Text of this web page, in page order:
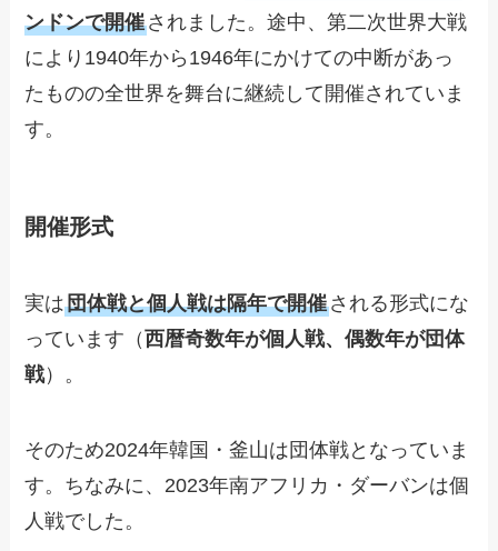
ンドンで開催されました。途中、第二次世界大戦
により1940年から1946年にかけての中断があっ
たものの全世界を舞台に継続して開催されていま
す。
開催形式
実は団体戦と個人戦は隔年で開催される形式にな
っています（西暦奇数年が個人戦、偶数年が団体
戦）。
そのため2024年韓国・釜山は団体戦となっていま
す。ちなみに、2023年南アフリカ・ダーバンは個
人戦でした。